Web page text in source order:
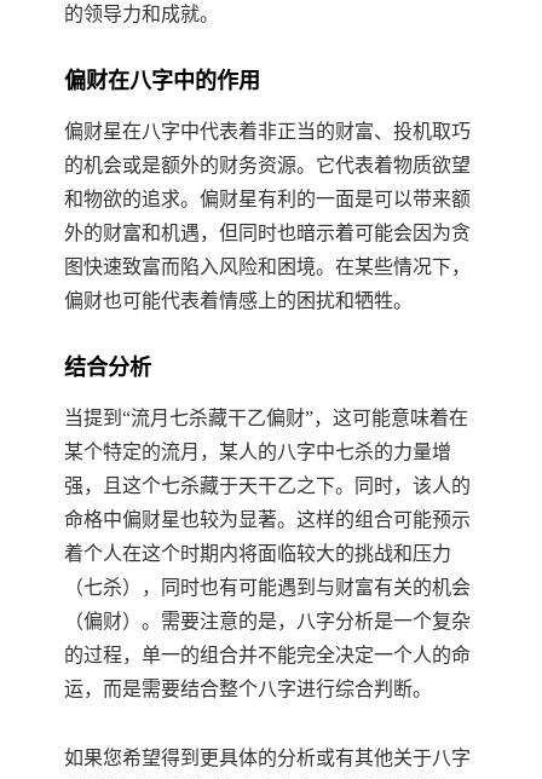
的领导力和成就。
偏财在八字中的作用
偏财星在八字中代表着非正当的财富、投机取巧
的机会或是额外的财务资源。它代表着物质欲望
和物欲的追求。偏财星有利的一面是可以带来额
外的财富和机遇，但同时也暗示着可能会因为贪
图快速致富而陷入风险和困境。在某些情况下，
偏财也可能代表着情感上的困扰和牺牲。
结合分析
当提到“流月七杀藏干乙偏财”，这可能意味着在
某个特定的流月，某人的八字中七杀的力量增
强，且这个七杀藏于天干乙之下。同时，该人的
命格中偏财星也较为显著。这样的组合可能预示
着个人在这个时期内将面临较大的挑战和压力
（七杀），同时也有可能遇到与财富有关的机会
（偏财）。需要注意的是，八字分析是一个复杂
的过程，单一的组合并不能完全决定一个人的命
运，而是需要结合整个八字进行综合判断。
如果您希望得到更具体的分析或有其他关于八字